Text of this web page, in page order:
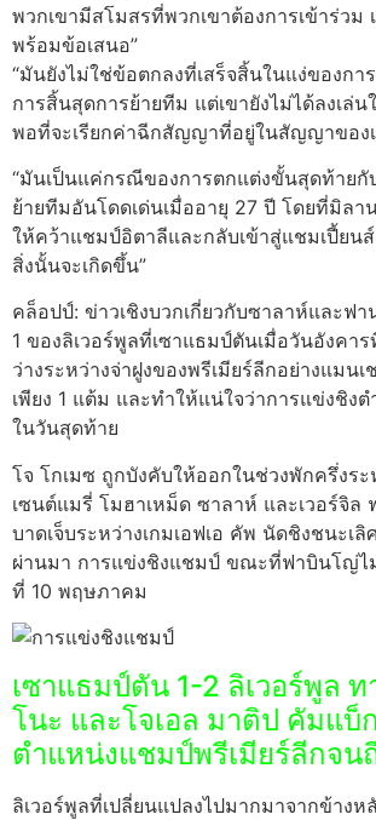
พวกเขามีสโมสรที่พวกเขาต้องการเข้าร่วม
พร้อมข้อเสนอ”
“มันยังไม่ใช่ข้อตกลงที่เสร็จสิ้นในแง่ของกา
การสิ้นสุดการย้ายทีม แต่เขายังไม่ได้ลงเล่น
พอที่จะเรียกค่าฉีกสัญญาที่อยู่ในสัญญาของเ
“มันเป็นแค่กรณีของการตกแต่งขั้นสุดท้ายกั
ย้ายทีมอันโดดเด่นเมื่ออายุ 27 ปี โดยที่มิล
ให้คว้าแชมป์อิตาลีและกลับเข้าสู่แชมเปี้ยน
สิ่งนั้นจะเกิดขึ้น”
คล็อปป์: ข่าวเชิงบวกเกี่ยวกับซาลาห์และฟ
1 ของลิเวอร์พูลที่เซาแธมป์ตันเมื่อวันอังคา
ว่างระหว่างจ่าฝูงของพรีเมียร์ลีกอย่างแมนเ
เพียง 1 แต้ม และทำให้แน่ใจว่าการแข่งชิง
ในวันสุดท้าย
โจ โกเมซ ถูกบังคับให้ออกในช่วงพักครึ่งร
เซนต์แมรี่ โมฮาเหม็ด ซาลาห์ และเวอร์จิล
บาดเจ็บระหว่างเกมเอฟเอ คัพ นัดชิงชนะเ
ผ่านมา การแข่งชิงแชมป์ ขณะที่ฟาบินโญ่ไ
ที่ 10 พฤษภาคม
เซาแธมป์ตัน 1-2 ลิเวอร์พูล
โนะ และโจเอล มาติป คัมแบ็
ตำแหน่งแชมป์พรีเมียร์ลีกจน
ลิเวอร์พูลที่เปลี่ยนแปลงไปมากมาจากข้างห